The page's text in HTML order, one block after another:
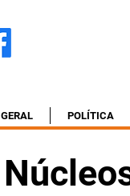
GERAL POLÍTICA